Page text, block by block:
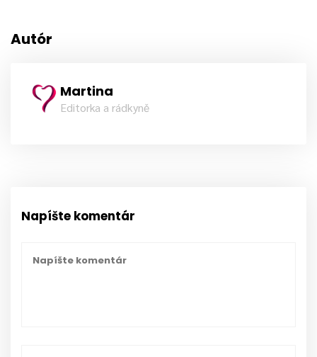
Autór
Martina
Editorka a rádkyně
Napíšte komentár